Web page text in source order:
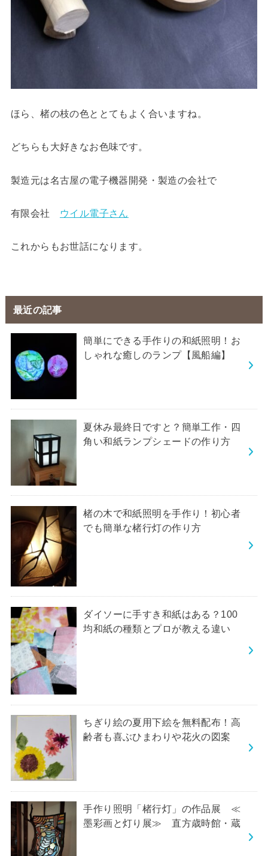
ほら、楮の枝の色ととてもよく合いますね。
どちらも大好きなお色味です。
製造元は名古屋の電子機器開発・製造の会社で
有限会社 ウイル電子さん
これからもお世話になります。
最近の記事
簡単にできる手作りの和紙照明！お
しゃれな癒しのランプ【風船編】
夏休み最終日ですと？簡単工作・四
角い和紙ランプシェードの作り方
楮の木で和紙照明を手作り！初心者
でも簡単な楮行灯の作り方
ダイソーに手すき和紙はある？100
均和紙の種類とプロが教える違い
ちぎり絵の夏用下絵を無料配布！高
齢者も喜ぶひまわりや花火の図案
手作り照明「楮行灯」の作品展 ≪
墨彩画と灯り展≫ 直方歳時館・蔵